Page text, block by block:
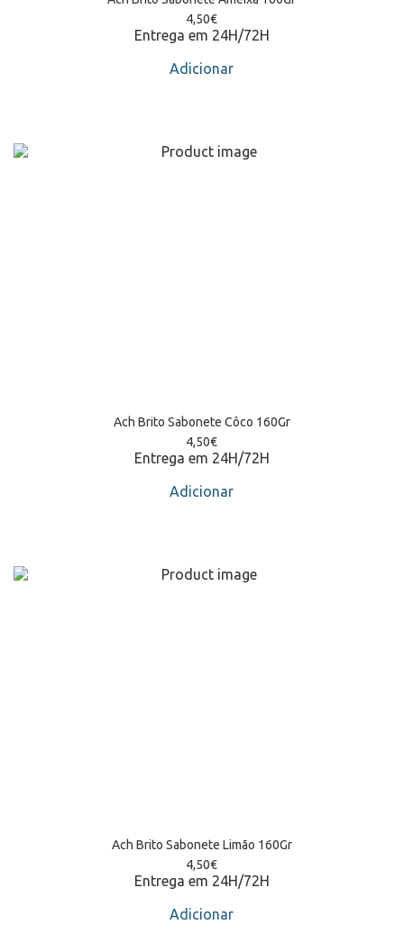
4,50€
Entrega em 24H/72H
Adicionar
Ach Brito Sabonete Côco 160Gr
4,50€
Entrega em 24H/72H
Adicionar
Ach Brito Sabonete Limão 160Gr
4,50€
Entrega em 24H/72H
Adicionar